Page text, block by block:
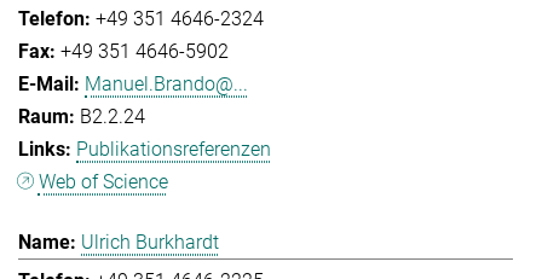
+49 351 4646-2324
+49 351 4646-5902
Manuel.Brando@...
B2.2.24
Publikationsreferenzen
Web of Science
Ulrich Burkhardt